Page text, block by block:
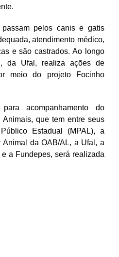
pelos canis e gatis
atendimento médico,
e são castrados. Ao longo
da Ufal, realiza ações de
meio do projeto Focinho
acompanhamento do
que tem entre seus
Estadual (MPAL), a
Animal da OAB/AL, a Ufal, a
a Fundepes, será realizada